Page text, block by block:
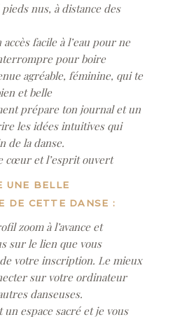
nus, à distance des
facile à l’eau pour ne
pour boire
agréable, féminine, qui te
et belle
prépare ton journal et un
les idées intuitives qui
de la danse.
cœur et l’esprit ouvert
UNE BELLE
DE CETTE DANSE :
zoom à l’avance et
sur le lien que vous
votre inscription. Le mieux
sur votre ordinateur
danseuses.
un espace sacré et je vous